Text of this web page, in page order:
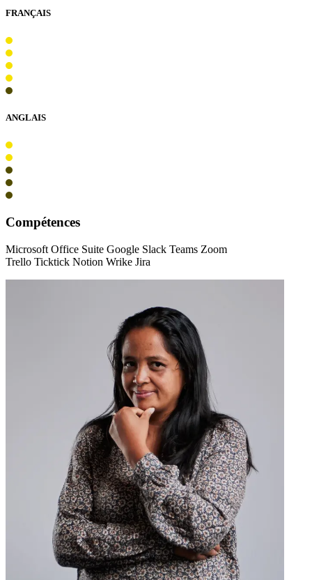
FRANÇAIS
ANGLAIS
Compétences
Microsoft Office Suite Google Slack Teams Zoom
Trello Ticktick Notion Wrike Jira